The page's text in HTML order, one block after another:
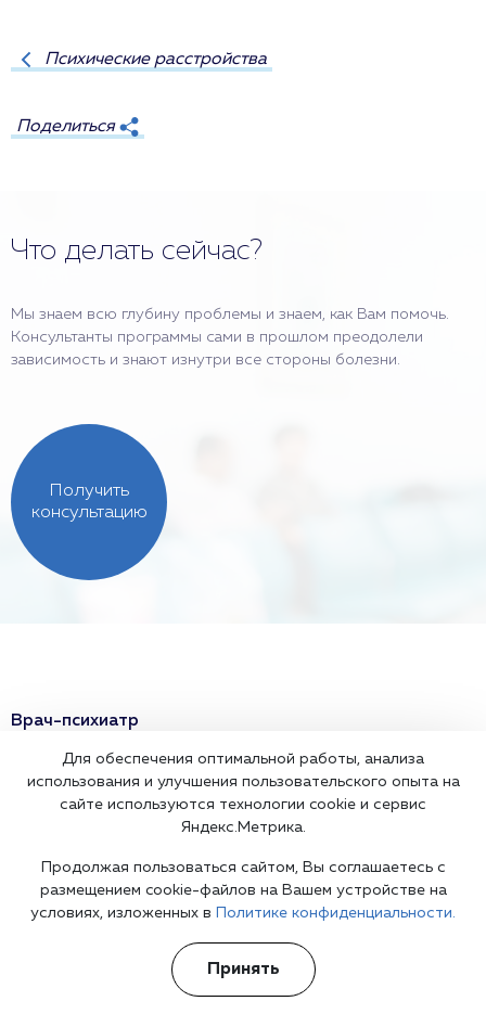
Психические расстройства
Поделиться
Что делать сейчас?
Мы знаем всю глубину проблемы и знаем, как Вам помочь.
Консультанты программы сами в прошлом преодолели
зависимость и знают изнутри все стороны болезни.
Получить
консультацию
Врач-психиатр
Психиатр на дом
Врач психотерапевт
Психиатрическая помощь
Для обеспечения оптимальной работы, анализа
использования и улучшения пользовательского опыта на
сайте используются технологии cookie и сервис
Яндекс.Метрика.
Продолжая пользоваться сайтом, Вы соглашаетесь с
размещением cookie-файлов на Вашем устройстве на
условиях, изложенных в
Политике конфиденциальности.
Принять